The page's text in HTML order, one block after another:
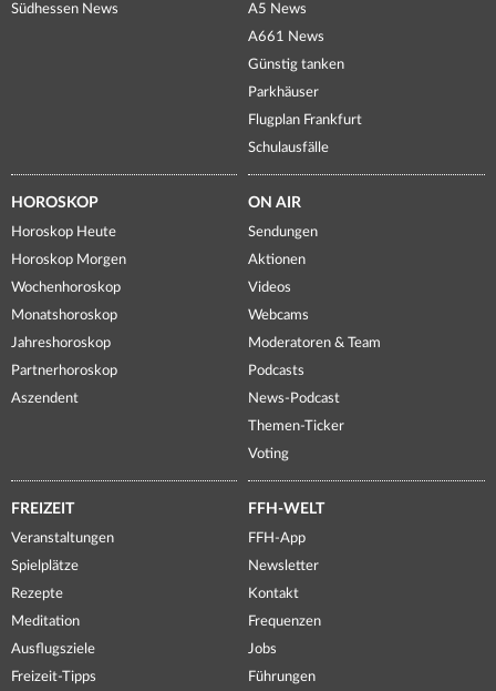
Südhessen News
A5 News
A661 News
Günstig tanken
Parkhäuser
Flugplan Frankfurt
Schulausfälle
HOROSKOP
Horoskop Heute
Horoskop Morgen
Wochenhoroskop
Monatshoroskop
Jahreshoroskop
Partnerhoroskop
Aszendent
ON AIR
Sendungen
Aktionen
Videos
Webcams
Moderatoren & Team
Podcasts
News-Podcast
Themen-Ticker
Voting
FREIZEIT
Veranstaltungen
Spielplätze
Rezepte
Meditation
Ausflugsziele
Freizeit-Tipps
FFH-WELT
FFH-App
Newsletter
Kontakt
Frequenzen
Jobs
Führungen